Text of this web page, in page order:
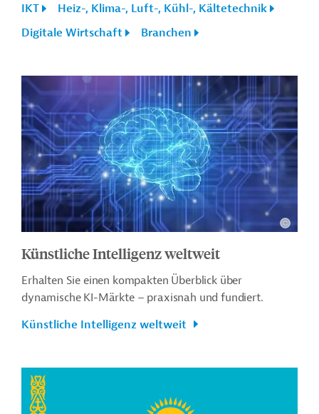
IKT
Heiz-, Klima-, Luft-, Kühl-, Kältetechnik
Digitale Wirtschaft
Branchen
Künstliche Intelligenz weltweit
Erhalten Sie einen kompakten Überblick über
dynamische KI-Märkte – praxisnah und fundiert.
Künstliche Intelligenz weltweit